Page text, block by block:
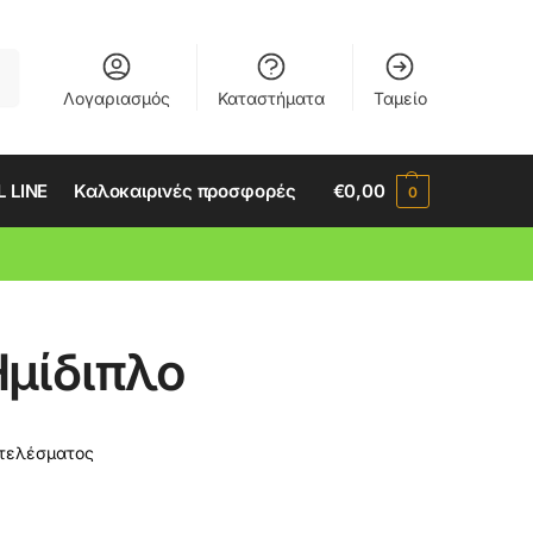
Λογαριασμός Καταστήματα Ταμείο
LINE Καλοκαιρινές προσφορές €0,00 0